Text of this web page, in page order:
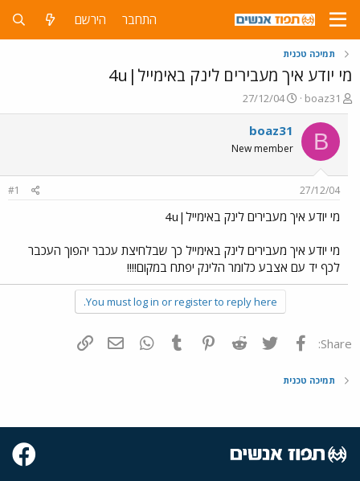
התחבר הירשם
תמיכה טכנית
מי יודע איך מעבירים לינק באימייל|4u
פ
ו
ת
ח
ה
ש
א
boaz31
פ
ו
ר
ם
ר
27/12/04
B
boaz31
New member
27/12/04
#1
מי יודע איך מעבירים לינק באימייל|4u
מי יודע איך מעבירים לינק באימייל כך שבלחיצת עכבר יהפוך העכבר
לכף יד עם אצבע כלומר הלינק יפתח במקום!!!!
You must log in or register to reply here.
Share: פייסבוק Twitter
Reddit
Pinterest
Tumblr
WhatsAppדואר אלקטרוני
תמיכה טכנית